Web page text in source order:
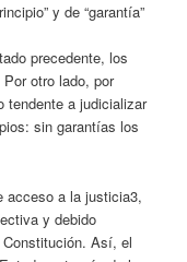
y de “garantía”
precedente, los
otro lado, por
tendente a judicializar
sin garantías los
acceso a la justicia3,
y debido
Así, el